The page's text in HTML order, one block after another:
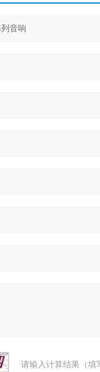
请输入计算结果（填